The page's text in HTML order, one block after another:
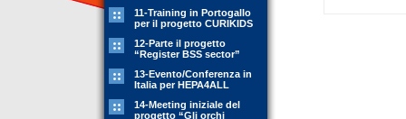
11-Training in Portogallo
per il progetto CURIKIDS
12-Parte il progetto
“Register BSS sector”
13-Evento/Conferenza in
Italia per HEPA4ALL
14-Meeting iniziale del
progetto “Gli orchi